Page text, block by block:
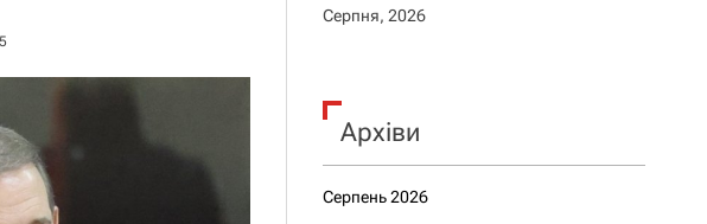
Серпня, 2026
Архіви
Серпень 2026